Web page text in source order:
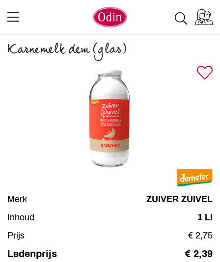
Karnemelk dem (glas)
Merk
ZUIVER ZUIVEL
Inhoud
1 LI
Prijs
€ 2,75
Ledenprijs € 2,39